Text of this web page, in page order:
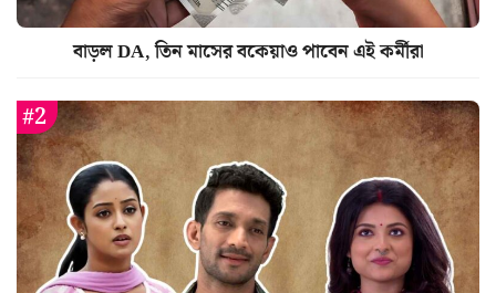
বাড়ল DA, তিন মাসের বকেয়াও পাবেন এই কর্মীরা